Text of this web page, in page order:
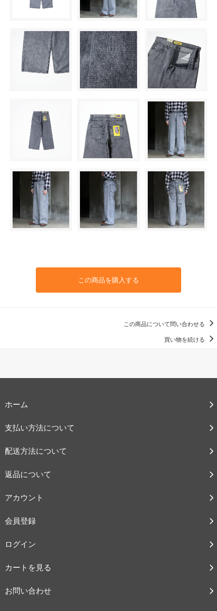
この商品を購入する
この商品について問い合わせる
買い物を続ける
ホーム
支払い方法について
配送方法について
返品について
アカウント
会員登録
ログイン
カートを見る
お問い合わせ